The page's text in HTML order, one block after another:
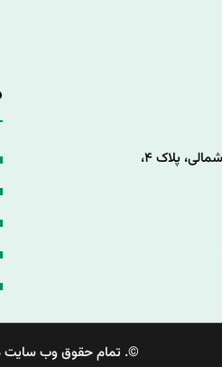
خیابان امام ، خیابان رضانژاد شمالی، پلاک 4،
©. تمام حقوق وب سایت